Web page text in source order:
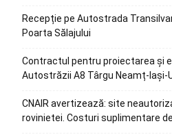
Recepție pe Autostrada
Poarta Sălajului
Contractul pentru proiectarea și
Autostrăzii A8 Târgu Neamț-
CNAIR avertizează: site
rovinietei. Costuri suplimentare